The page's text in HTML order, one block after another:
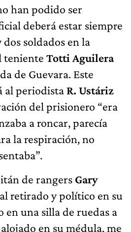
han podido ser
deberá estar siempre
soldados en la
teniente Totti Aguilera
de Guevara. Este
al periodista R. Ustáriz
del prisionero “era
a roncar, parecía
la respiración, no
de rangers Gary
retirado y político en su
en una silla de ruedas a
en su médula, me